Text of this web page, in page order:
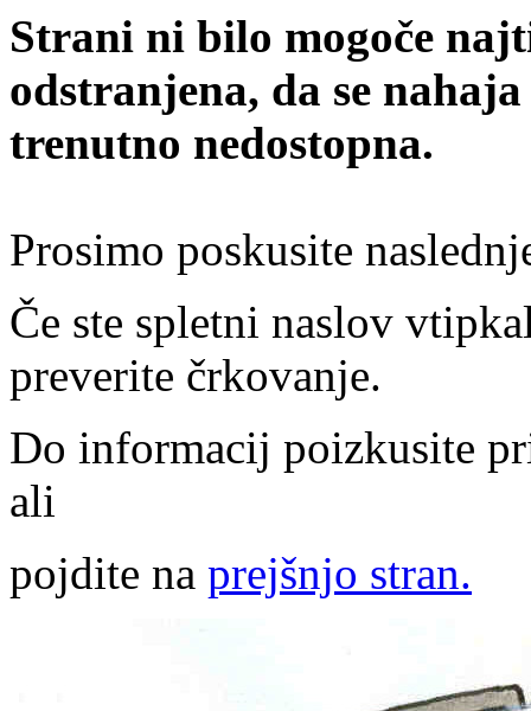
Strani ni bilo mogoče
odstranjena, da se
trenutno nedostopna.
Prosimo poskusite
Če ste spletni naslov
preverite črkovanje.
Do informacij poizkusite
ali
pojdite na prejšnjo stran.